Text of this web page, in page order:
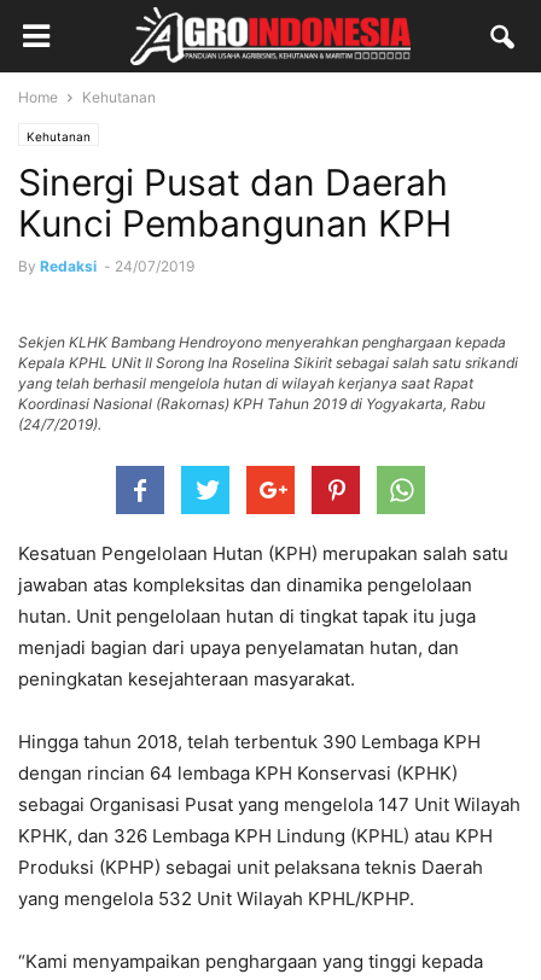
Home Kehutanan
Kehutanan
Sinergi Pusat dan Daerah
Kunci Pembangunan KPH
By Redaksi - 24/07/2019
Sekjen KLHK Bambang Hendroyono menyerahkan penghargaan kepada
Kepala KPHL UNit II Sorong Ina Roselina Sikirit sebagai salah satu srikandi
yang telah berhasil mengelola hutan di wilayah kerjanya saat Rapat
Koordinasi Nasional (Rakornas) KPH Tahun 2019 di Yogyakarta, Rabu
(24/7/2019).
Kesatuan Pengelolaan Hutan (KPH) merupakan salah satu
jawaban atas kompleksitas dan dinamika pengelolaan
hutan. Unit pengelolaan hutan di tingkat tapak itu juga
menjadi bagian dari upaya penyelamatan hutan, dan
peningkatan kesejahteraan masyarakat.
Hingga tahun 2018, telah terbentuk 390 Lembaga KPH
dengan rincian 64 lembaga KPH Konservasi (KPHK)
sebagai Organisasi Pusat yang mengelola 147 Unit Wilayah
KPHK, dan 326 Lembaga KPH Lindung (KPHL) atau KPH
Produksi (KPHP) sebagai unit pelaksana teknis Daerah
yang mengelola 532 Unit Wilayah KPHL/KPHP.
“Kami menyampaikan penghargaan yang tinggi kepada